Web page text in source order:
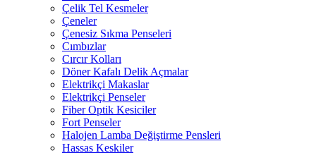
Çelik Tel Kesmeler
Çeneler
Çenesiz Sıkma Penseleri
Cımbızlar
Cırcır Kolları
Döner Kafalı Delik Açmalar
Elektrikçi Makaslar
Elektrikçi Penseler
Fiber Optik Kesiciler
Fort Penseler
Halojen Lamba Değiştirme Pensleri
Hassas Keskiler